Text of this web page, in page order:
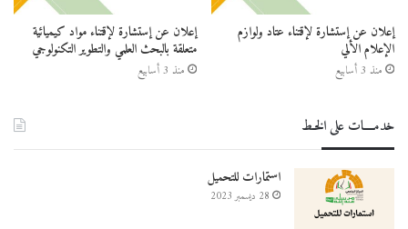
إعلان عن إستشارة لإقتناء عتاد ولوازم
الإعلام الألي
منذ 3 أسابيع
إعلان عن إستشارة لإقتناء مواد كيميائية
متعلقة بالبحث العلمي والتطوير التكنولوجي
منذ 3 أسابيع
خدمــــات على الخـط
استمارات للتحميل
28 ديسمبر 2023